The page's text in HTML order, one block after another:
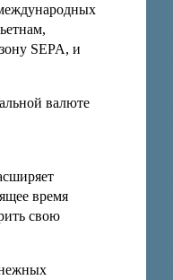
SEPA, и
валюте
время
свою